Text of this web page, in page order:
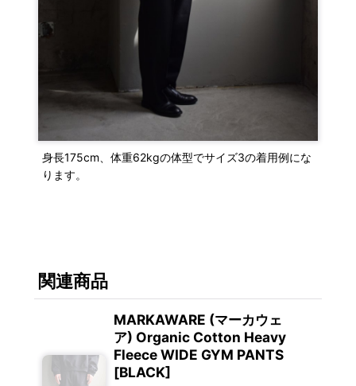
身長175cm、体重62kgの体型でサイズ3の着用例にな
ります。
関連商品
MARKAWARE (マーカウェ
ア) Organic Cotton Heavy
Fleece WIDE GYM PANTS
[BLACK]